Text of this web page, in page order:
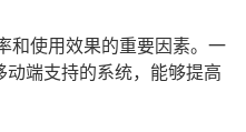
和使用效果的重要因素。一
端支持的系统，能够提高